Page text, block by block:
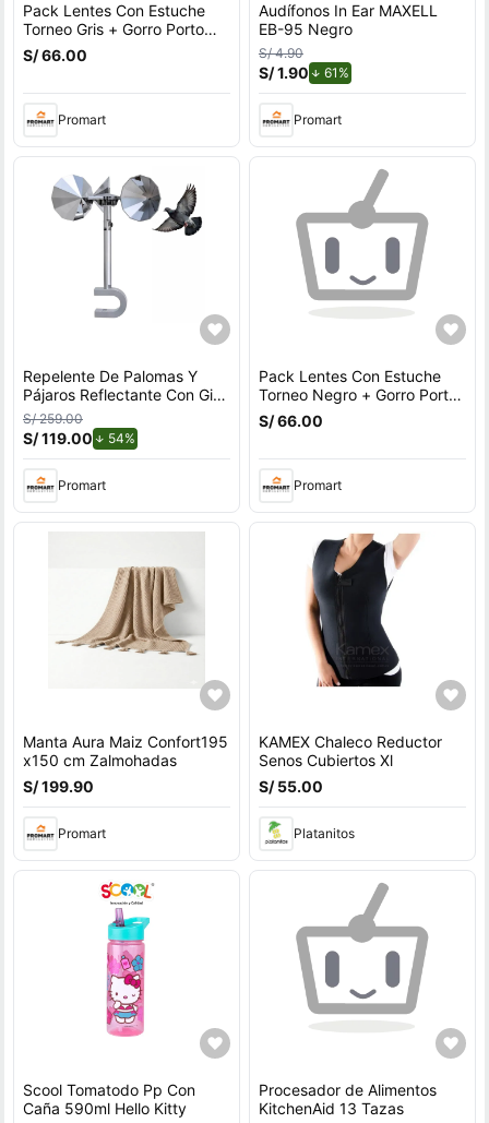
Pack Lentes Con Estuche
Torneo Gris + Gorro Porto
Fucsia
S/ 66.00
Promart
Audífonos In Ear MAXELL
EB-95 Negro
S/ 4.90
S/ 1.90 61%de descuento.
Promart
Repelente De Palomas Y
Pájaros Reflectante Con Giro
Por Viento Para Exteriores
Con Soporte en U
S/ 259.00
S/ 119.00 54%
Promart
Pack Lentes Con Estuche
Torneo Negro + Gorro Porto
Azul
S/ 66.00
Promart
Manta Aura Maiz Confort195
x150 cm Zalmohadas
S/ 199.90
Promart
KAMEX Chaleco Reductor
Senos Cubiertos Xl
S/ 55.00
Platanitos
Scool Tomatodo Pp Con
Caña 590ml Hello Kitty
Procesador de Alimentos
KitchenAid 13 Tazas